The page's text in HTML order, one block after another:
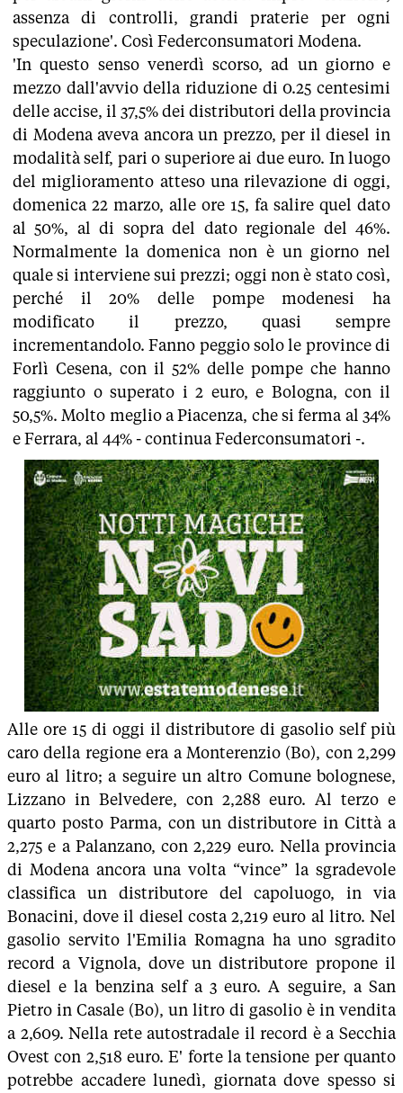
assenza di controlli, grandi praterie per ogni
speculazione'. Così Federconsumatori Modena.
'In questo senso venerdì scorso, ad un giorno e
mezzo dall'avvio della riduzione di 0.25 centesimi
delle accise, il 37,5% dei distributori della provincia
di Modena aveva ancora un prezzo, per il diesel in
modalità self, pari o superiore ai due euro. In luogo
del miglioramento atteso una rilevazione di oggi,
domenica 22 marzo, alle ore 15, fa salire quel dato
al 50%, al di sopra del dato regionale del 46%.
Normalmente la domenica non è un giorno nel
quale si interviene sui prezzi; oggi non è stato così,
perché il 20% delle pompe modenesi ha
modificato il prezzo, quasi sempre
incrementandolo. Fanno peggio solo le province di
Forlì Cesena, con il 52% delle pompe che hanno
raggiunto o superato i 2 euro, e Bologna, con il
50,5%. Molto meglio a Piacenza, che si ferma al 34%
e Ferrara, al 44% - continua Federconsumatori -.
Alle ore 15 di oggi il distributore di gasolio self più
caro della regione era a Monterenzio (Bo), con 2,299
euro al litro; a seguire un altro Comune bolognese,
Lizzano in Belvedere, con 2,288 euro. Al terzo e
quarto posto Parma, con un distributore in Città a
2,275 e a Palanzano, con 2,229 euro. Nella provincia
di Modena ancora una volta “vince” la sgradevole
classifica un distributore del capoluogo, in via
Bonacini, dove il diesel costa 2,219 euro al litro. Nel
gasolio servito l'Emilia Romagna ha uno sgradito
record a Vignola, dove un distributore propone il
diesel e la benzina self a 3 euro. A seguire, a San
Pietro in Casale (Bo), un litro di gasolio è in vendita
a 2,609. Nella rete autostradale il record è a Secchia
Ovest con 2,518 euro. E' forte la tensione per quanto
potrebbe accadere lunedì, giornata dove spesso si